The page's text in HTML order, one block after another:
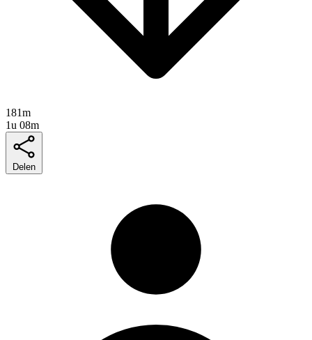
181m
1u 08m
Delen